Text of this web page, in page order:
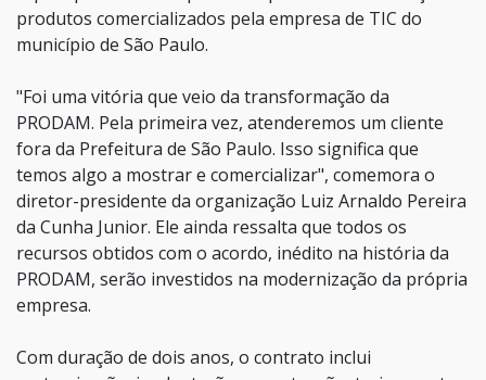
produtos comercializados pela empresa de TIC do
município de São Paulo.
"Foi uma vitória que veio da transformação da
PRODAM. Pela primeira vez, atenderemos um cliente
fora da Prefeitura de São Paulo. Isso significa que
temos algo a mostrar e comercializar", comemora o
diretor-presidente da organização Luiz Arnaldo Pereira
da Cunha Junior. Ele ainda ressalta que todos os
recursos obtidos com o acordo, inédito na história da
PRODAM, serão investidos na modernização da própria
empresa.
Com duração de dois anos, o contrato inclui